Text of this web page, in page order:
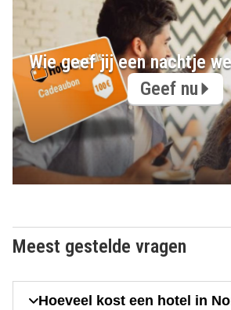
Wie geef jij een nachtje
Geef nu
Meest gestelde vragen
Hoeveel kost een hotel in